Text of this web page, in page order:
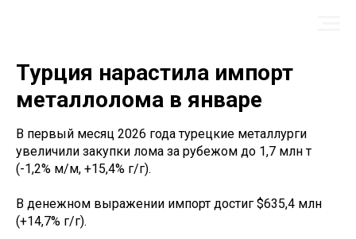
Турция нарастила импорт
металлолома в январе
В первый месяц 2026 года турецкие металлурги
увеличили закупки лома за рубежом до 1,7 млн т
(-1,2% м/м, +15,4% г/г).
В денежном выражении импорт достиг $635,4 млн
(+14,7% г/г).